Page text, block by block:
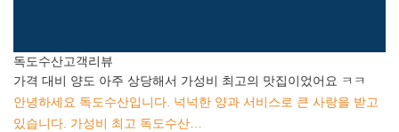
독도수산고객리뷰
가격 대비 양도 아주 상당해서 가성비 최고의 맛집이었어요 ㅋㅋ
안녕하세요 독도수산입니다. 넉넉한 양과 서비스로 큰 사랑을 받고
있습니다. 가성비 최고 독도수산…